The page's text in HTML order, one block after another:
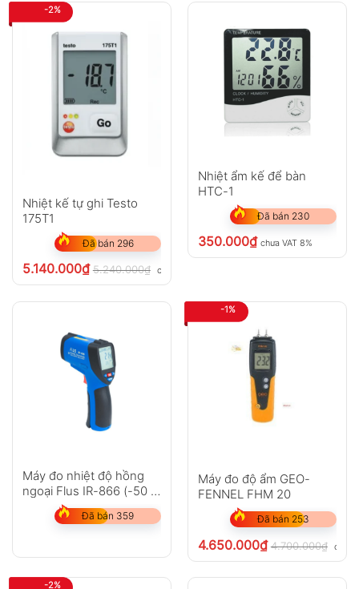
-2%
Nhiệt kế tự ghi Testo
175T1
Đã bán 296
5.140.000₫ 5.240.000₫ chưa VAT 8%
Nhiệt ẩm kế để bàn
HTC-1
Đã bán 230
350.000₫ chưa VAT 8%
Máy đo nhiệt độ hồng
ngoại Flus IR-866 (-50 ~
2250?C)
Đã bán 359
-1%
Máy đo độ ẩm GEO-
FENNEL FHM 20
Đã bán 253
4.650.000₫ 4.700.000₫ chưa
-2%